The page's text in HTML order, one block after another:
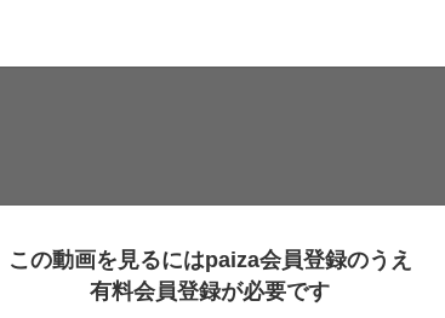
この動画を見るにはpaiza会員登録のうえ
有料会員登録が必要です